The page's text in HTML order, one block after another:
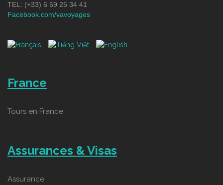
TEL: (+33) 6 59 25 34 41
Facebook.com/vavoyages
France
Tours en France
Assurances & Visas
Assurance